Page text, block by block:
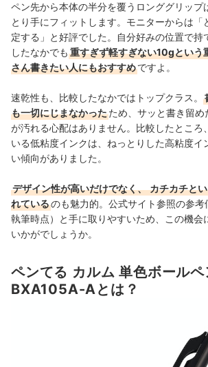
ペン先から本体の半分を覆うロンググリップ
とり手にフィットします。モニターからは「
定する」と好評でした。自分好みの位置で持
したなかでも 重すぎず軽すぎない10gという
さん書きたい人にもおすすめですよ。
速乾性も、比較したなかではトップクラス。
も一切にじまなかったため、サッと書き留
が汚れる心配はありません。比較したところ、
いる低粘度インクは、ねっとりした高粘度イ
い傾向がありました。
デザイン性が高いだけでなく、 カチカチと
れているのも魅力的。公式サイト参照の参
執筆時点）と手に取りやすいため、この機会
いかがでしょうか。
ペンてる カルム 単色ボール
BXA105A-Aとは？